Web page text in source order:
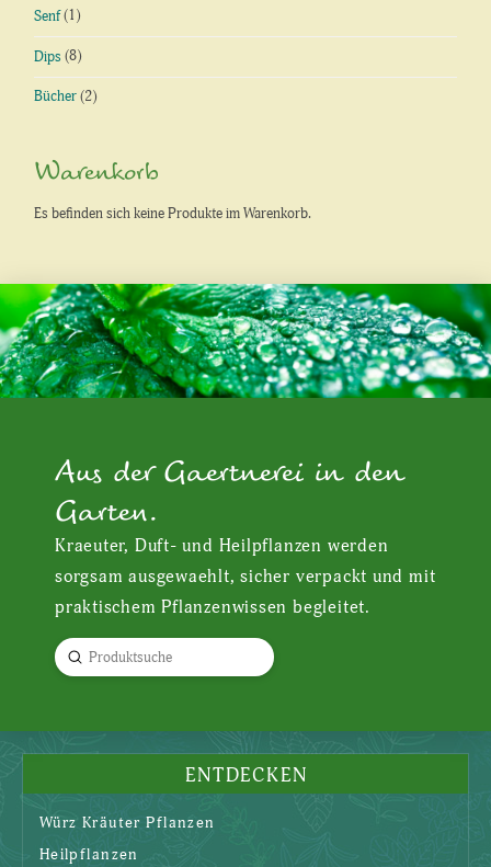
Senf(1)
Dips (8)
Bücher (2)
Warenkorb
Es befinden sich keine Produkte im Warenkorb.
Aus der Gaertnerei in den
Garten.
Kraeuter, Duft- und Heilpflanzen werden
sorgsam ausgewaehlt, sicher verpackt und mit
praktischem Pflanzenwissen begleitet.
Search
Submit
ENTDECKEN
Würz Kräuter Pflanzen
Heilpflanzen